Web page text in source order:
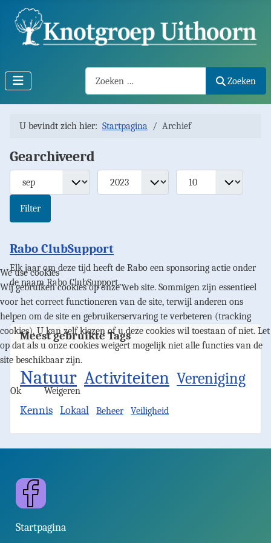
Zoeken
U bevindt zich hier: Startpagina Archief
Gearchiveerd
Filters Jaar Toon #
Filter
Rabo ClubSupport
Elk jaar om deze tijd heeft de Rabo een sponsoring actie onder
de naam Rabo ClubSupport....
Meest gebruikte Tags
Natuur Activiteiten Vereniging
Kennis Lokaal Beheer Veiligheid
Facebook
Startpagina
We use cookies
Wij gebruiken cookies op onze web site. Sommigen zijn essentieel
voor het correct functioneren van de site, terwijl anderen ons
helpen om de site en gebruikerservaring te verbeteren (tracking
cookies). U kan zelf kiezen of u deze cookies wil toestaan of niet. Let
op dat als u onze cookies weigert mogelijk niet alle functies van de
site beschikbaar zijn.
Ok Weigeren